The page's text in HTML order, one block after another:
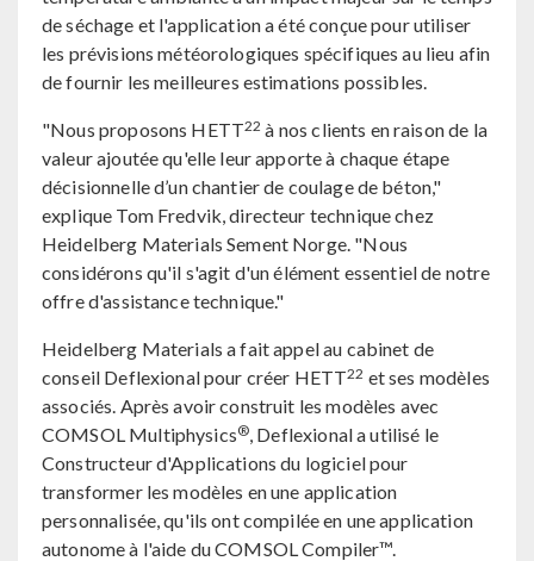
de séchage et l'application a été conçue pour utiliser
les prévisions météorologiques spécifiques au lieu afin
de fournir les meilleures estimations possibles.
"Nous proposons HETT22 à nos clients en raison de la
valeur ajoutée qu'elle leur apporte à chaque étape
décisionnelle d’un chantier de coulage de béton,"
explique Tom Fredvik, directeur technique chez
Heidelberg Materials Sement Norge. "Nous
considérons qu'il s'agit d'un élément essentiel de notre
offre d'assistance technique."
Heidelberg Materials a fait appel au cabinet de
conseil Deflexional pour créer HETT22 et ses modèles
associés. Après avoir construit les modèles avec
COMSOL Multiphysics®, Deflexional a utilisé le
Constructeur d'Applications du logiciel pour
transformer les modèles en une application
personnalisée, qu'ils ont compilée en une application
autonome à l'aide du COMSOL Compiler™.